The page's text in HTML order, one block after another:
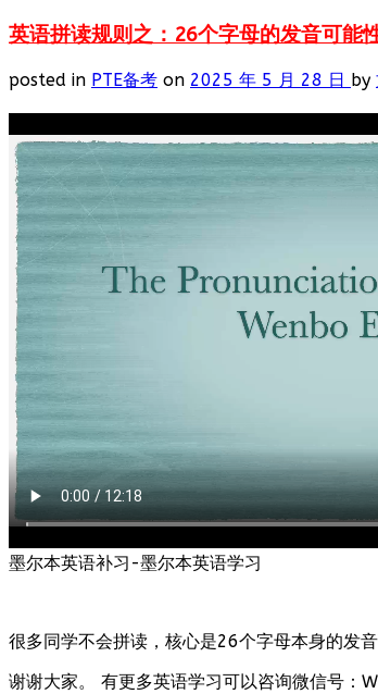
英语拼读规则之：26个字母的发音可能
posted in PTE备考 on 2025 年 5 月 28 日 by
墨尔本英语补习-墨尔本英语学习
很多同学不会拼读，核心是26个字母本身的发
谢谢大家。 有更多英语学习可以咨询微信号